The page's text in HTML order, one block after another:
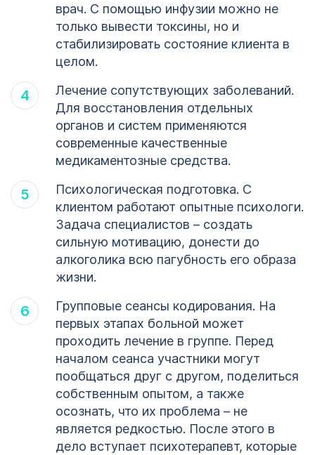
врач. С помощью инфузии можно не
только вывести токсины, но и
стабилизировать состояние клиента в
целом.
Лечение сопутствующих заболеваний.
Для восстановления отдельных
органов и систем применяются
современные качественные
медикаментозные средства.
Психологическая подготовка. С
клиентом работают опытные психологи.
Задача специалистов – создать
сильную мотивацию, донести до
алкоголика всю пагубность его образа
жизни.
Групповые сеансы кодирования. На
первых этапах больной может
проходить лечение в группе. Перед
началом сеанса участники могут
пообщаться друг с другом, поделиться
собственным опытом, а также
осознать, что их проблема – не
является редкостью. После этого в
дело вступает психотерапевт, которые